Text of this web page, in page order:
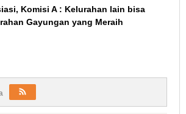
Komisi A : Kelurahan lain bisa
Gayungan yang Meraih